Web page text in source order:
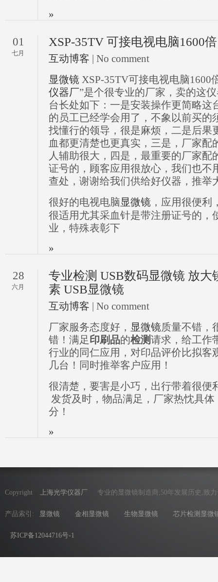
»
01
七月
XSP-35TV 可接电视电脑1600
互动博客 | No comment
显微镜 XSP-35TV可接电视电脑1600
仪器厂”是个很专业的厂家，卖的这
台长处如下：一是安装操作更简略这
的员工已经学会用了，不象以前买的
找懂行的领导，很是麻烦，二是后果
血都更清楚也更真实，三是，厂家配
人辅助很大，四是，最重要的厂家配
证号的，顾客应用很放心，我们也不
查处，谢谢给我们供给好仪器，推举
很好的电视电脑显微镜 ，应用很便利
很适用尤其采血针是带注册证号的，
业，特殊表彰下
»
28
六月
专业检测 USB数码显微镜 放大
素 USB显微镜
互动博客 | No comment
厂家服务态度好， 显微镜质量不错，
错！满足印刷品的检测请求，给工作
行业的同仁应用，对印品评价比拟客
几台！同时推举客户应用！
很清楚，要害是小巧，出行带着很便
发货及时，物品满足，厂家热忱具
分！
»
Copyright 上海光学仪器厂 专业的显微镜制造商,50年发展历史,致
产品索引: 显微镜 金相显微镜 生物显微镜 芯片检测显微
苏ICP备12044716号-1